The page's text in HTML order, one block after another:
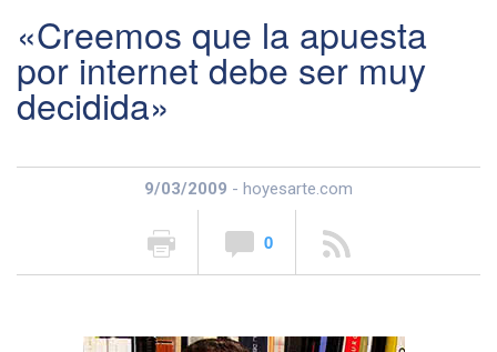
«Creemos que la apuesta
por internet debe ser muy
decidida»
9/03/2009 - hoyesarte.com
0